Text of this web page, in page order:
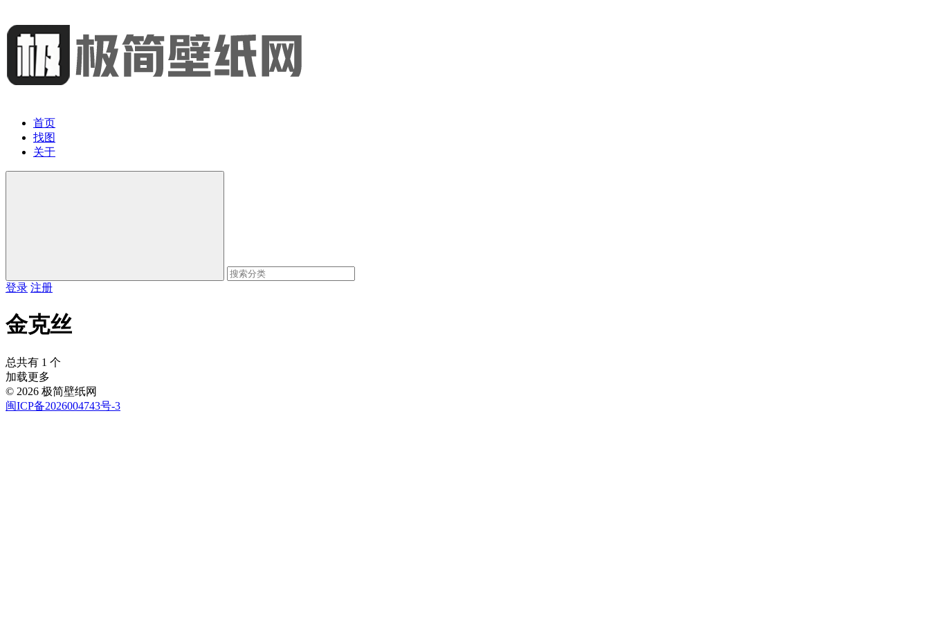
首页
找图
关于
登录 注册
金克丝
总共有 1 个
加载更多
© 2026 极简壁纸网
闽ICP备2026004743号-3